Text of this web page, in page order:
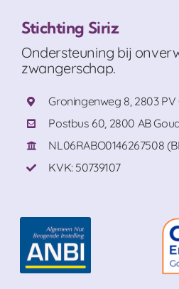
Stichting Siriz
Ondersteuning bij
zwangerschap.
Groningenweg 8, 2803 PV
Postbus 60, 2800 AB
NL06RABO0146267508
KVK: 50739107